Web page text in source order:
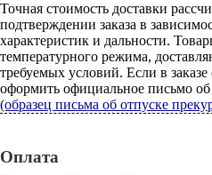
Точная стоимость доставки
подтверждении заказа в
характеристик и дальности.
температурного режима,
требуемых условий. Если в
оформить официальное письмо об
(образец письма об отпуске
Оплата